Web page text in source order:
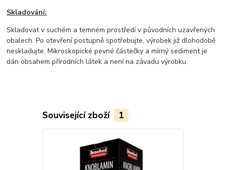
Skladování:
Skladovat v suchém a temném prostředí v původních uzavřených
obalech. Po otevření postupně spotřebujte, výrobek již dlohodobě
neskladujte. Mikroskopické pevné částečky a mírný sediment je
dán obsahem přírodních látek a není na závadu výrobku.
Související zboží 1